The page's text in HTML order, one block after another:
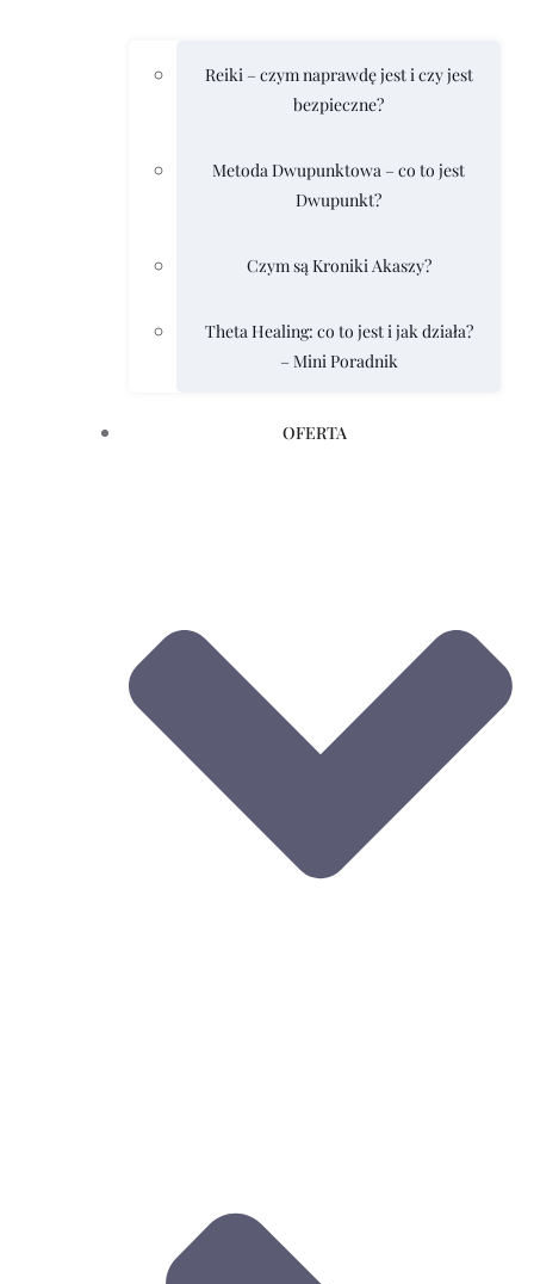
Reiki – czym naprawdę jest i czy jest
bezpieczne?
Metoda Dwupunktowa – co to jest
Dwupunkt?
Czym są Kroniki Akaszy?
Theta Healing: co to jest i jak działa?
– Mini Poradnik
OFERTA